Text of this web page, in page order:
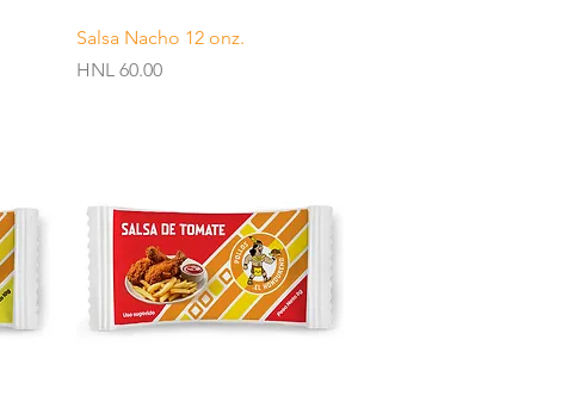
Quick View
Salsa Nacho 12 onz.
Price
HNL 60.00